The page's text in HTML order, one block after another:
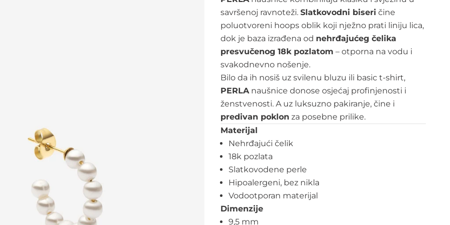
savršenoj ravnoteži.S latkovodni biseri čine
poluotvoreni hoops oblik koji nježno prati liniju lica,
dok je baza izrađena od nehrđajućeg čelika
presvučenog 18k pozlatom – otporna na vodu i
svakodnevno nošenje.
Bilo da ih nosiš uz svilenu bluzu ili basic t-shirt,
PERLAnaušnice donose osjećaj profinjenosti i
ženstvenosti. A uz luksuzno pakiranje, čine i
predivan poklon za posebne prilike.
Materijal
Nehrđajući čelik
18k pozlata
Slatkovodene perle
Hipoalergeni, bez nikla
Vodootporan materijal
Dimenzije
9,5 mm